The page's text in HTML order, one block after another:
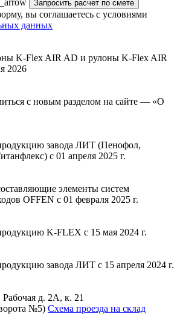
вы соглашаетесь с условиями
данных
K-Flex AIR AD и рулоны K-Flex AIR
2026
с новым разделом на сайте — «О
завода ЛИТ (Пенофол,
с 01 апреля 2025 г.
элементы систем
OFFEN с 01 февраля 2025 г.
K-FLEX с 15 мая 2024 г.
завода ЛИТ с 15 апреля 2024 г.
д. 2А, к. 21
№5) Схема проезда на склад